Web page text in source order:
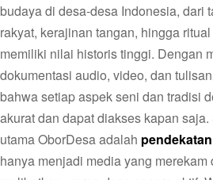
budaya di desa-desa Indonesia, dari
rakyat, kerajinan tangan, hingga
memiliki nilai historis tinggi. Dengan
dokumentasi audio, video, dan
bahwa setiap aspek seni dan tradisi
akurat dan dapat diakses kapan
utama OborDesa adalah
hanya menjadi media yang